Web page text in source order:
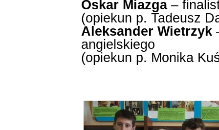
Oskar Miazga–
(opiekun p. Tadeusz
Aleksander Wietrzyk
angielskiego
(opiekun p. Monika